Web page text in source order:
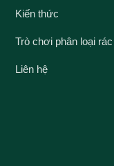
Kiến thức
Trò chơi phân loại rác
Liên hệ